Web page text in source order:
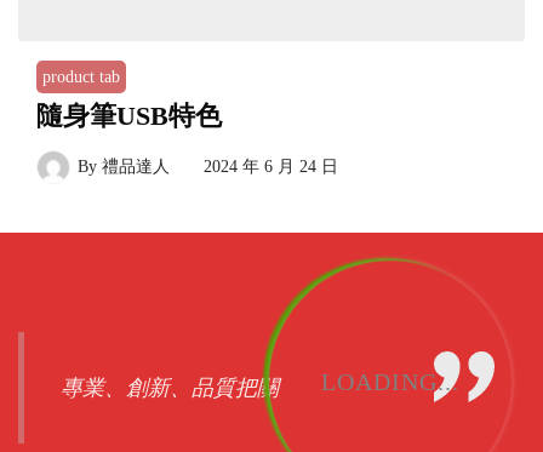
LOADING...
product tab
隨身筆USB特色
By 禮品達人 2024 年 6 月 24 日
專業、創新、品質把關